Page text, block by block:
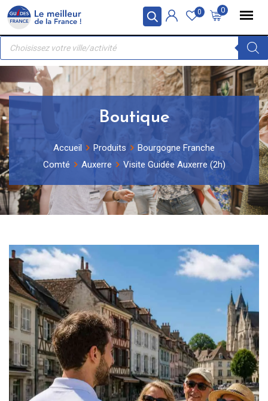
Panneau de gestion des cookies
Skip
content
0
0
Recherche
produits
Boutique
Accueil Produits
Bourgogne Franche
Comté
Auxerre Visite Guidée Auxerre (2h)